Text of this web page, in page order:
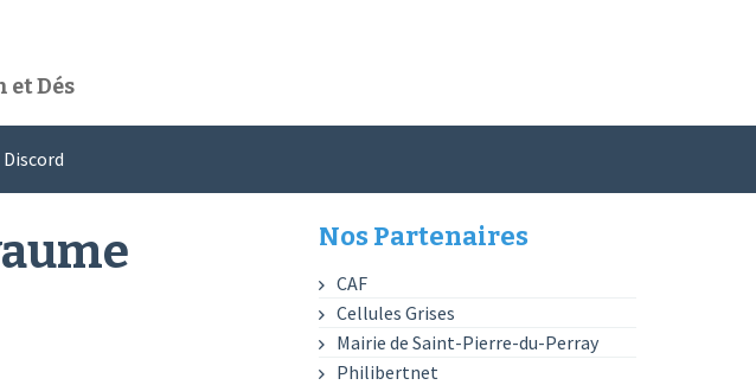
et Dés
Discord
Nos Partenaires
CAF
Cellules Grises
Mairie de Saint-Pierre-du-Perray
Philibertnet